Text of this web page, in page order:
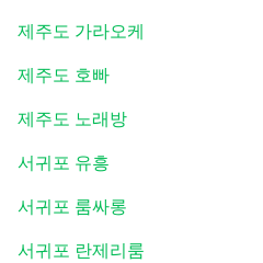
제주도 가라오케
제주도 호빠
제주도 노래방
서귀포 유흥
서귀포 룸싸롱
서귀포 란제리룸